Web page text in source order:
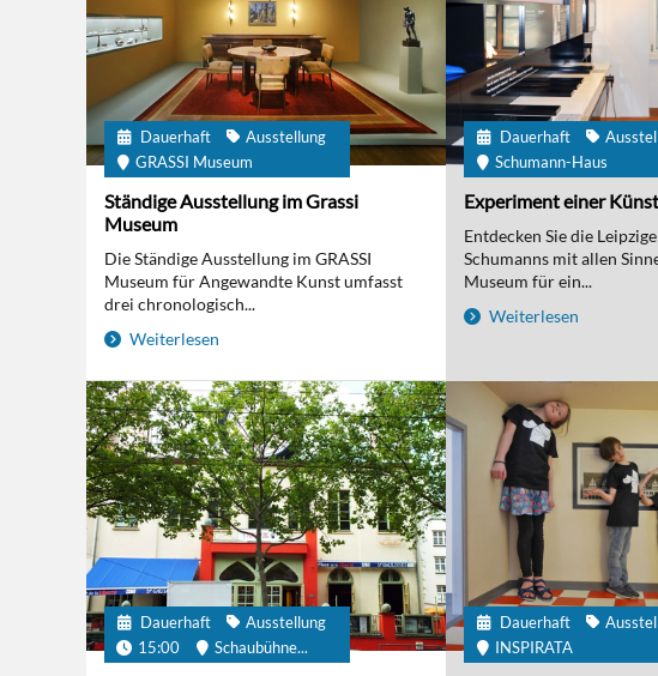
Dauerhaft
Ausstellung
GRASSI Museum
Ständige Ausstellung im Grassi
Museum
Die Ständige Ausstellung im GRASSI
Museum für Angewandte Kunst umfasst
drei chronologisch...
Weiterlesen
Dauerhaft
Schumann-Haus
Experiment einer
Entdecken Sie die
Schumanns mit allen
Museum für ein...
Weiterlesen
Dauerhaft
Ausstellung
15:00
Schaubühne...
Dauerhaft
INSPIRATA